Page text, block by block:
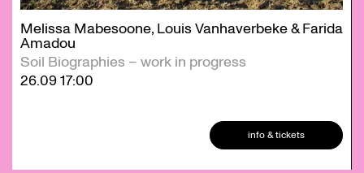
Melissa Mabesoone, Louis Vanhaverbeke & Farida
Amadou
Soil Biographies – work in progress
26.0917:00
info & tickets